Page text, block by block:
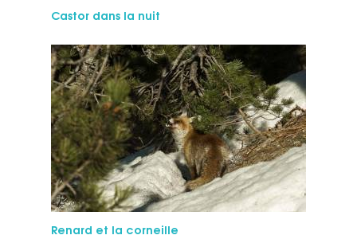
Castor dans la nuit
Renard et la corneille